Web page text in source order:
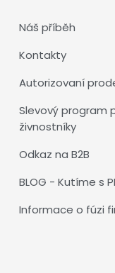
Náš příběh
Kontakty
Autorizovaní
Slevový program
živnostníky
Odkaz na B2B
BLOG - Kutíme s
Informace o fúzi